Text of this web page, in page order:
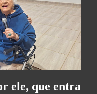
ele, que entra